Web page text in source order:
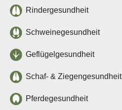
Rindergesundheit
Schweinegesundheit
Geflügelgesundheit
Schaf- & Ziegengesundheit
Pferdegesundheit